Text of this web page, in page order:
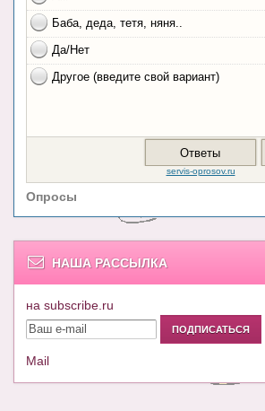
Опросы
НАША РАССЫЛКА
на subscribe.ru
Mail